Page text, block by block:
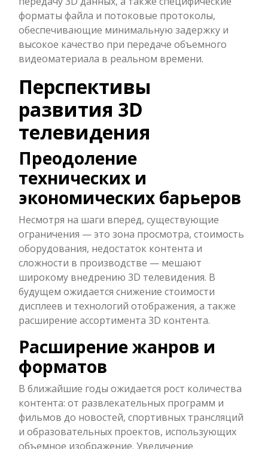
форматы файла и потоковые протоколы,
обеспечивающие минимальную задержку и
высокое качество при передаче объемного
видеоматериала в реальном времени.
Перспективы
развития 3D
телевидения
Преодоление
технических и
экономических барьеров
Несмотря на шаги вперед, существующие
ограничения — это зона просмотра, стоимость
оборудования, недостаток контента и
сложности в производстве — мешают
широкому внедрению 3D телевидения. В
будущем ожидается снижение стоимости
дисплеев и технологий отображения, а также
расширение ассортимента 3D контента.
Расширение жанров и
форматов
В ближайшие годы ожидается рост количества
контента: от развлекательных программ и
фильмов до новостей, спортивных трансляций
и образовательных проектов, использующих
объемное изображение. Увеличение